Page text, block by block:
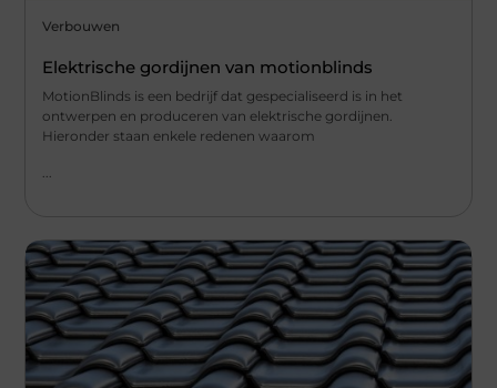
Verbouwen
Elektrische gordijnen van motionblinds
MotionBlinds is een bedrijf dat gespecialiseerd is in het
ontwerpen en produceren van elektrische gordijnen.
Hieronder staan enkele redenen waarom